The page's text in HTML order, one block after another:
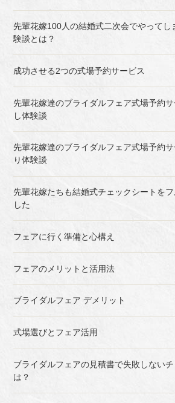
先輩花嫁100人の結婚式二次会でやってし
験談とは？
成功させる2つの式場予約サービス
先輩花嫁達のブライダルフェア式場予約
し体験談
先輩花嫁達のブライダルフェア式場予約
り体験談
先輩花嫁たちも結婚式チェックシートを
した
フェアに行く準備と心構え
フェアのメリットと活用法
ブライダルフェア デメリット
式場選びとフェア活用
ブライダルフェアの見積書で失敗しない
は？